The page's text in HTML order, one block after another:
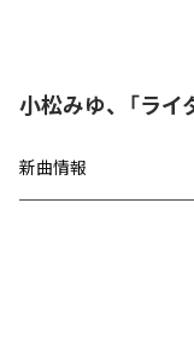
小松みゆ、「ライ
新曲情報